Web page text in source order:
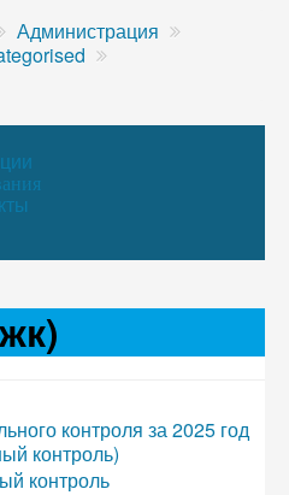
Администрация
контроля за 2025 год
контроль)
контроль